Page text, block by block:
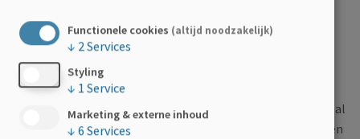
Meer over de actie
Griet is een enthousiaste Tupperware consulente die maar al
te graag de handen uit de mouwen steekt. Zij heeft besloten
Functionele cookies (altijd noodzakelijk)
↓ 2Services
Styling
↓ 1 Service
Marketing & externe inhoud
↓ 6 Services